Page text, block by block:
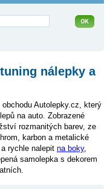
nálepky a
obchodu Autolepky.cz, který
na auto. Zobrazené
rozmanitých barev, ze
karbon a metalické
rychle nalepit na boky,
samolepka s dekorem